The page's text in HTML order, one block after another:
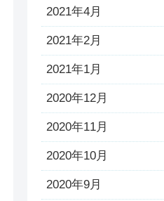
2021年4月
2021年2月
2021年1月
2020年12月
2020年11月
2020年10月
2020年9月